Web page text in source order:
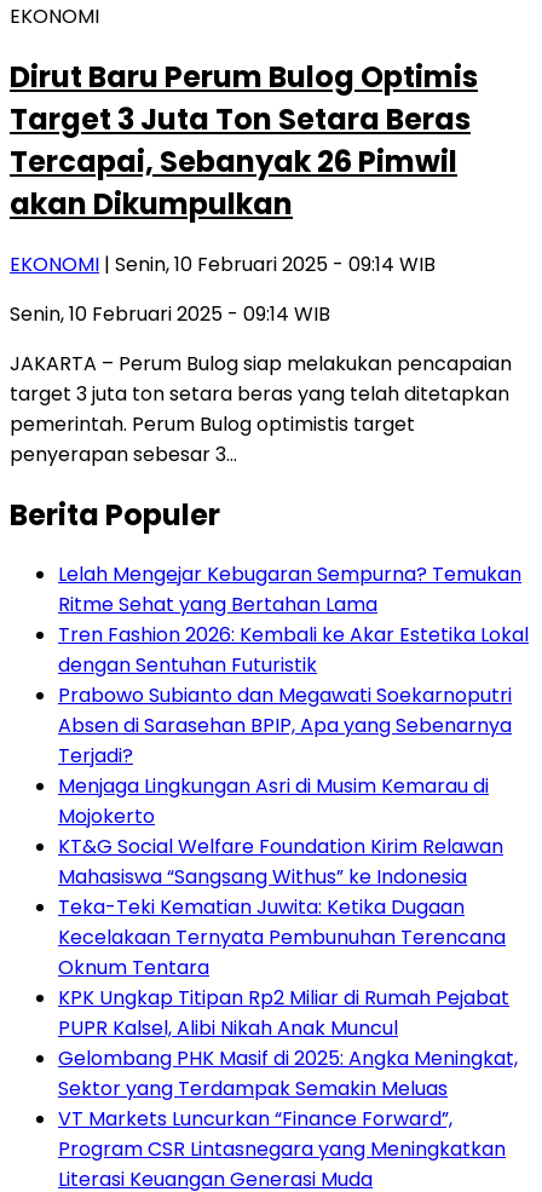
EKONOMI
Dirut Baru Perum Bulog Optimis
Target 3 Juta Ton Setara Beras
Tercapai, Sebanyak 26 Pimwil
akan Dikumpulkan
EKONOMI | Senin, 10 Februari 2025 - 09:14 WIB
Senin, 10 Februari 2025 - 09:14 WIB
JAKARTA – Perum Bulog siap melakukan pencapaian
target 3 juta ton setara beras yang telah ditetapkan
pemerintah. Perum Bulog optimistis target
penyerapan sebesar 3…
Berita Populer
Lelah Mengejar Kebugaran Sempurna? Temukan
Ritme Sehat yang Bertahan Lama
Tren Fashion 2026: Kembali ke Akar Estetika Lokal
dengan Sentuhan Futuristik
Prabowo Subianto dan Megawati Soekarnoputri
Absen di Sarasehan BPIP, Apa yang Sebenarnya
Terjadi?
Menjaga Lingkungan Asri di Musim Kemarau di
Mojokerto
KT&G Social Welfare Foundation Kirim Relawan
Mahasiswa “Sangsang Withus” ke Indonesia
Teka-Teki Kematian Juwita: Ketika Dugaan
Kecelakaan Ternyata Pembunuhan Terencana
Oknum Tentara
KPK Ungkap Titipan Rp2 Miliar di Rumah Pejabat
PUPR Kalsel, Alibi Nikah Anak Muncul
Gelombang PHK Masif di 2025: Angka Meningkat,
Sektor yang Terdampak Semakin Meluas
VT Markets Luncurkan “Finance Forward”,
Program CSR Lintasnegara yang Meningkatkan
Literasi Keuangan Generasi Muda